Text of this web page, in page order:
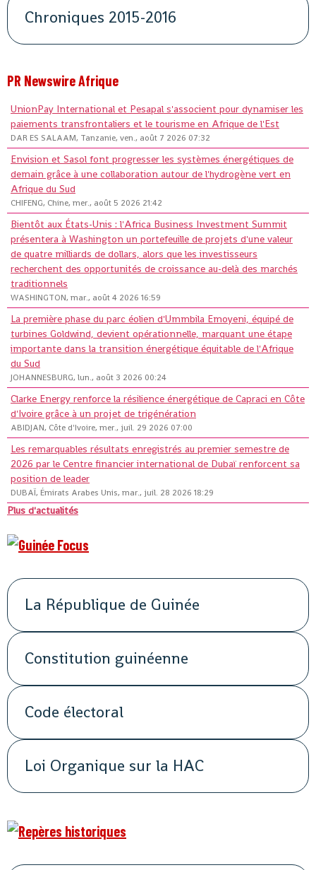
Chroniques 2015-2016
PR Newswire Afrique
UnionPay International et Pesapal s'associent pour dynamiser les
paiements transfrontaliers et le tourisme en Afrique de l'Est
DAR ES SALAAM, Tanzanie, ven., août 7 2026 07:32
Envision et Sasol font progresser les systèmes énergétiques de
demain grâce à une collaboration autour de l'hydrogène vert en
Afrique du Sud
CHIFENG, Chine, mer., août 5 2026 21:42
Bientôt aux États-Unis : l'Africa Business Investment Summit
présentera à Washington un portefeuille de projets d'une valeur
de quatre milliards de dollars, alors que les investisseurs
recherchent des opportunités de croissance au-delà des marchés
traditionnels
WASHINGTON, mar., août 4 2026 16:59
La première phase du parc éolien d'Ummbila Emoyeni, équipé de
turbines Goldwind, devient opérationnelle, marquant une étape
importante dans la transition énergétique équitable de l'Afrique
du Sud
JOHANNESBURG, lun., août 3 2026 00:24
Clarke Energy renforce la résilience énergétique de Capraci en Côte
d'Ivoire grâce à un projet de trigénération
ABIDJAN, Côte d'Ivoire, mer., juil. 29 2026 07:00
Les remarquables résultats enregistrés au premier semestre de
2026 par le Centre financier international de Dubaï renforcent sa
position de leader
DUBAÏ, Émirats Arabes Unis, mar., juil. 28 2026 18:29
Plus d'actualités
La République de Guinée
Constitution guinéenne
Code électoral
Loi Organique sur la HAC